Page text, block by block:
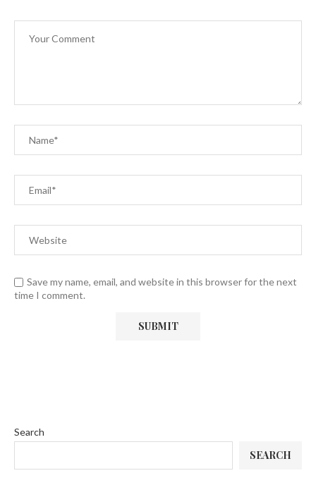
Save my name, email, and website in this browser for the next
time I comment.
Search
SEARCH